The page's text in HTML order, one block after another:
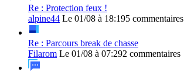
Re : Protection feux !
alpine44 Le 01/08 à 18:195 commentaires
Re : Parcours break de chasse
Filarom Le 01/08 à 07:292 commentaires